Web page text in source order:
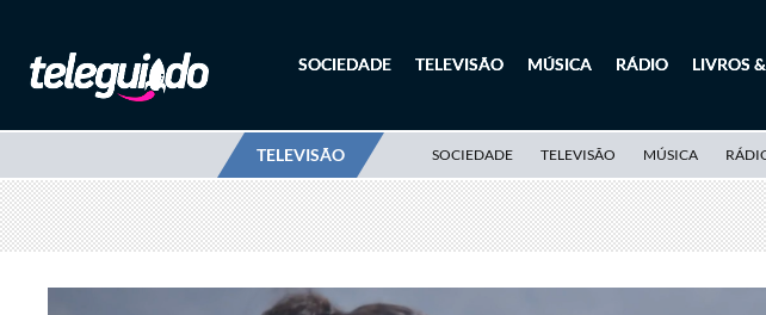
SOCIEDADE TELEVISÃO MÚSICA RÁDIO LIVROS
TELEVISÃO SOCIEDADE TELEVISÃO MÚSICA